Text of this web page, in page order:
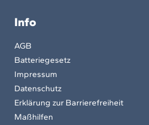
Info
AGB
Batteriegesetz
Impressum
Datenschutz
Erklärung zur Barrierefreiheit
Maßhilfen